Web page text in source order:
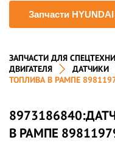
Запчасти HYUNDAI
ЗАПЧАСТИ ДЛЯ
ДВИГАТЕЛЯ
ДАТЧИКИ
ТОПЛИВА В РАМПЕ
В РАМПЕ